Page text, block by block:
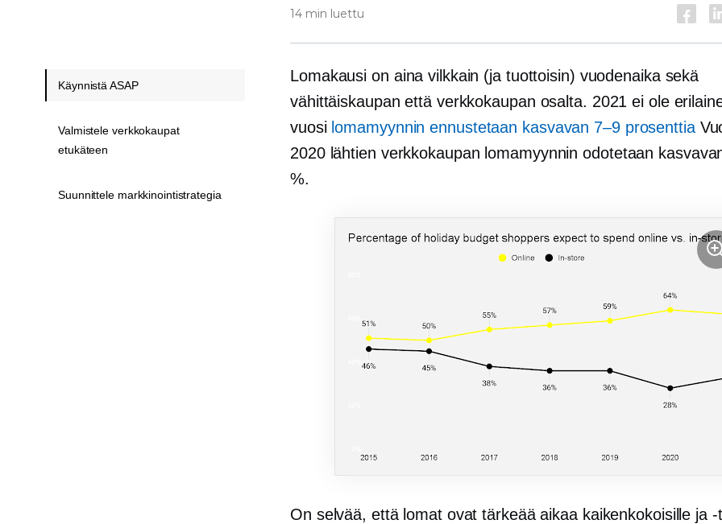
14 min luettu
Lomakausi on aina vilkkain (ja tuottoisin) vuodenaika sekä
vähittäiskaupan että verkkokaupan osalta. 2021 ei ole
vuosi lomamyynnin ennustetaan kasvavan 7–9 prosenttia
2020 lähtien verkkokaupan lomamyynnin odotetaan
%.
On selvää, että lomat ovat tärkeää aikaa kaikenkokoisille ja -
Käynnistä ASAP
Valmistele verkkokaupat
etukäteen
Suunnittele markkinointistrategia